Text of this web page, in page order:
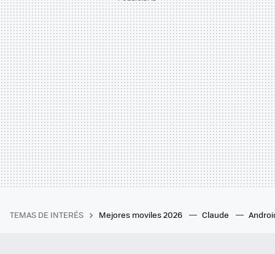
TEMAS DE INTERÉS Mejores moviles 2026 Claude